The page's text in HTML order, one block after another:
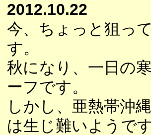
2012.10.22
今、ちょっと狙っ
す。
秋になり、一日の
ーフです。
しかし、亜熱帯沖
は生じ難いようです